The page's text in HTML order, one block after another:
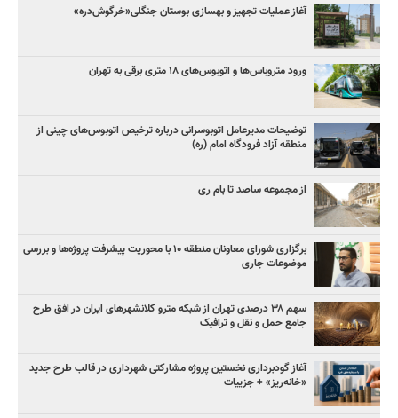
آغاز عملیات تجهیز و بهسازی بوستان جنگلی«خرگوش‌دره»
ورود متروباس‌ها و اتوبوس‌های ۱۸ متری برقی به تهران
توضیحات مدیرعامل اتوبوسرانی درباره ترخیص اتوبوس‌های چینی از
منطقه آزاد فرودگاه امام (ره)
از مجموعه ساصد تا بام ری
برگزاری شورای معاونان منطقه ۱۰ با محوریت پیشرفت پروژه‌ها و بررسی
موضوعات جاری
سهم ۳۸ درصدی تهران از شبکه مترو کلانشهرهای ایران در افق طرح
جامع حمل و نقل و ترافیک
آغاز گودبرداری نخستین پروژه مشارکتی شهرداری در قالب طرح جدید
«خانه‌ریز» + جزییات